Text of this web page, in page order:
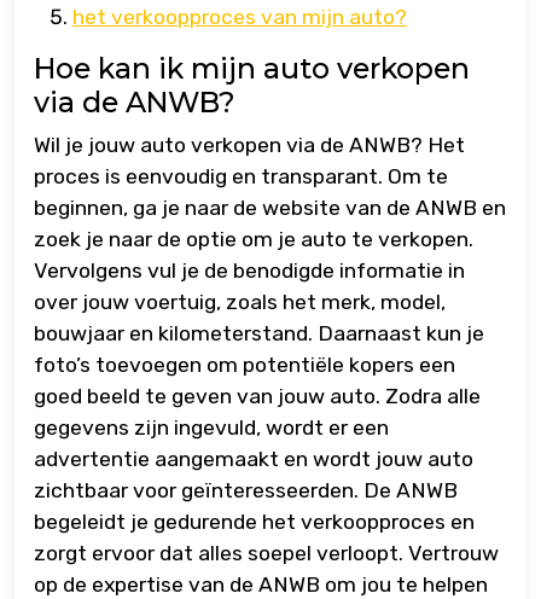
het verkoopproces van mijn auto?
Hoe kan ik mijn auto verkopen
via de ANWB?
Wil je jouw auto verkopen via de ANWB? Het
proces is eenvoudig en transparant. Om te
beginnen, ga je naar de website van de ANWB en
zoek je naar de optie om je auto te verkopen.
Vervolgens vul je de benodigde informatie in
over jouw voertuig, zoals het merk, model,
bouwjaar en kilometerstand. Daarnaast kun je
foto’s toevoegen om potentiële kopers een
goed beeld te geven van jouw auto. Zodra alle
gegevens zijn ingevuld, wordt er een
advertentie aangemaakt en wordt jouw auto
zichtbaar voor geïnteresseerden. De ANWB
begeleidt je gedurende het verkoopproces en
zorgt ervoor dat alles soepel verloopt. Vertrouw
op de expertise van de ANWB om jou te helpen